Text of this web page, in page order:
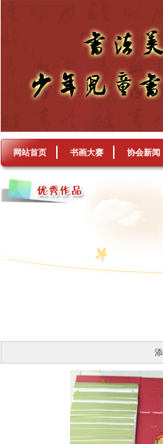
网站首页 书画大赛 协会新闻